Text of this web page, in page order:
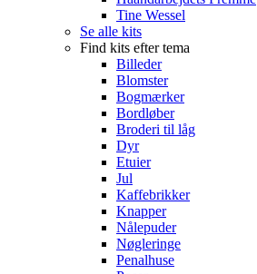
Tine Wessel
Se alle kits
Find kits efter tema
Billeder
Blomster
Bogmærker
Bordløber
Broderi til låg
Dyr
Etuier
Jul
Kaffebrikker
Knapper
Nålepuder
Nøgleringe
Penalhuse